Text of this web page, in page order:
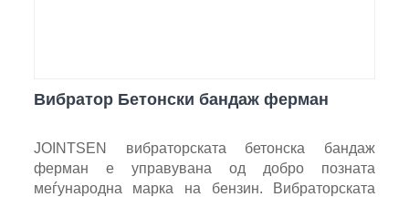
Вибратор Бетонски бандаж ферман
JOINTSEN вибраторската бетонска бандаж
ферман е управувана од добро позната
меѓународна марка на бензин. Вибраторската